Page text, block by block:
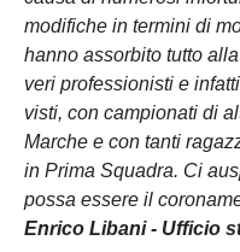
modifiche in termini di
hanno assorbito tutto
veri professionisti e
visti, con campionati di
Marche e con tanti
in Prima Squadra. Ci
possa essere il
Enrico Libani - Ufficio